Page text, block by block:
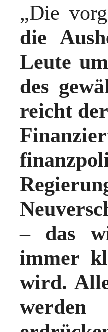
„Die
die
Leute
des
reicht
– das
immer
wird.